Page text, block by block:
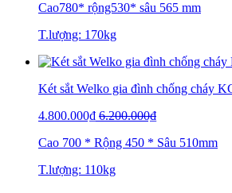
Cao780* rộng530* sâu 565 mm
T.lượng: 170kg
Két sắt Welko gia đình chống cháy
4.800.000₫ 6.200.000₫
Cao 700 * Rộng 450 * Sâu 510mm
T.lượng: 110kg